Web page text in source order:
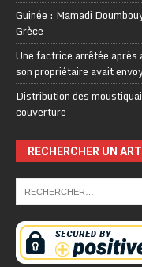
Guinée : Mamadi
Grèce
Une factrice arrêtée après
son propriétaire avait
Distribution des
couverture
RECHERCHER UN